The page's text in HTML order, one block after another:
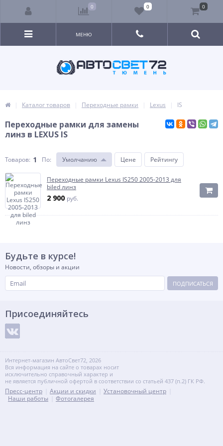
МЕНЮ
Каталог товаров Переходные рамки Lexus IS
Переходные рамки для замены
линз в LEXUS IS
Товаров: 1 По: Умолчанию Цене Рейтингу
Переходные рамки Lexus IS250 2005-2013 для
biled линз
2 900 руб.
Будьте в курсе!
Новости, обзоры и акции
ПОДПИСАТЬСЯ
Присоединяйтесь
Интернет-магазин АвтоСвет72, 2026
Вся информация на сайте о товарах носит
исключительно справочный характер и
не является публичной офертой в соответствии со статьей 437 (п.2) ГК РФ.
Пресс-центр Акции и скидки
Установочный центр
Наши работы
Фотогалерея
0 0 0